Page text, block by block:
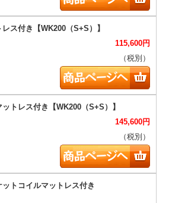
115,600円
（税別）
145,600円
（税別）